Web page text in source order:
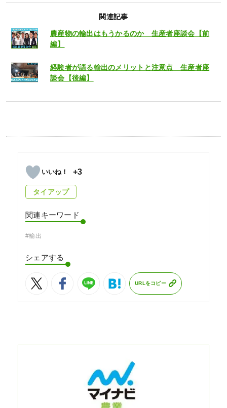
関連記事
農産物の輸出はもうかるのか 生産者座談会【前
編】
経験者が語る輸出のメリットと注意点 生産者座
談会【後編】
+3
タイアップ
関連キーワード
#輸出
シェアする
URLをコピー